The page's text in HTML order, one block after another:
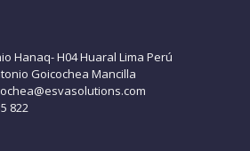
Hanaq- H04 Huaral Lima Perú
Goicochea Mancilla
822